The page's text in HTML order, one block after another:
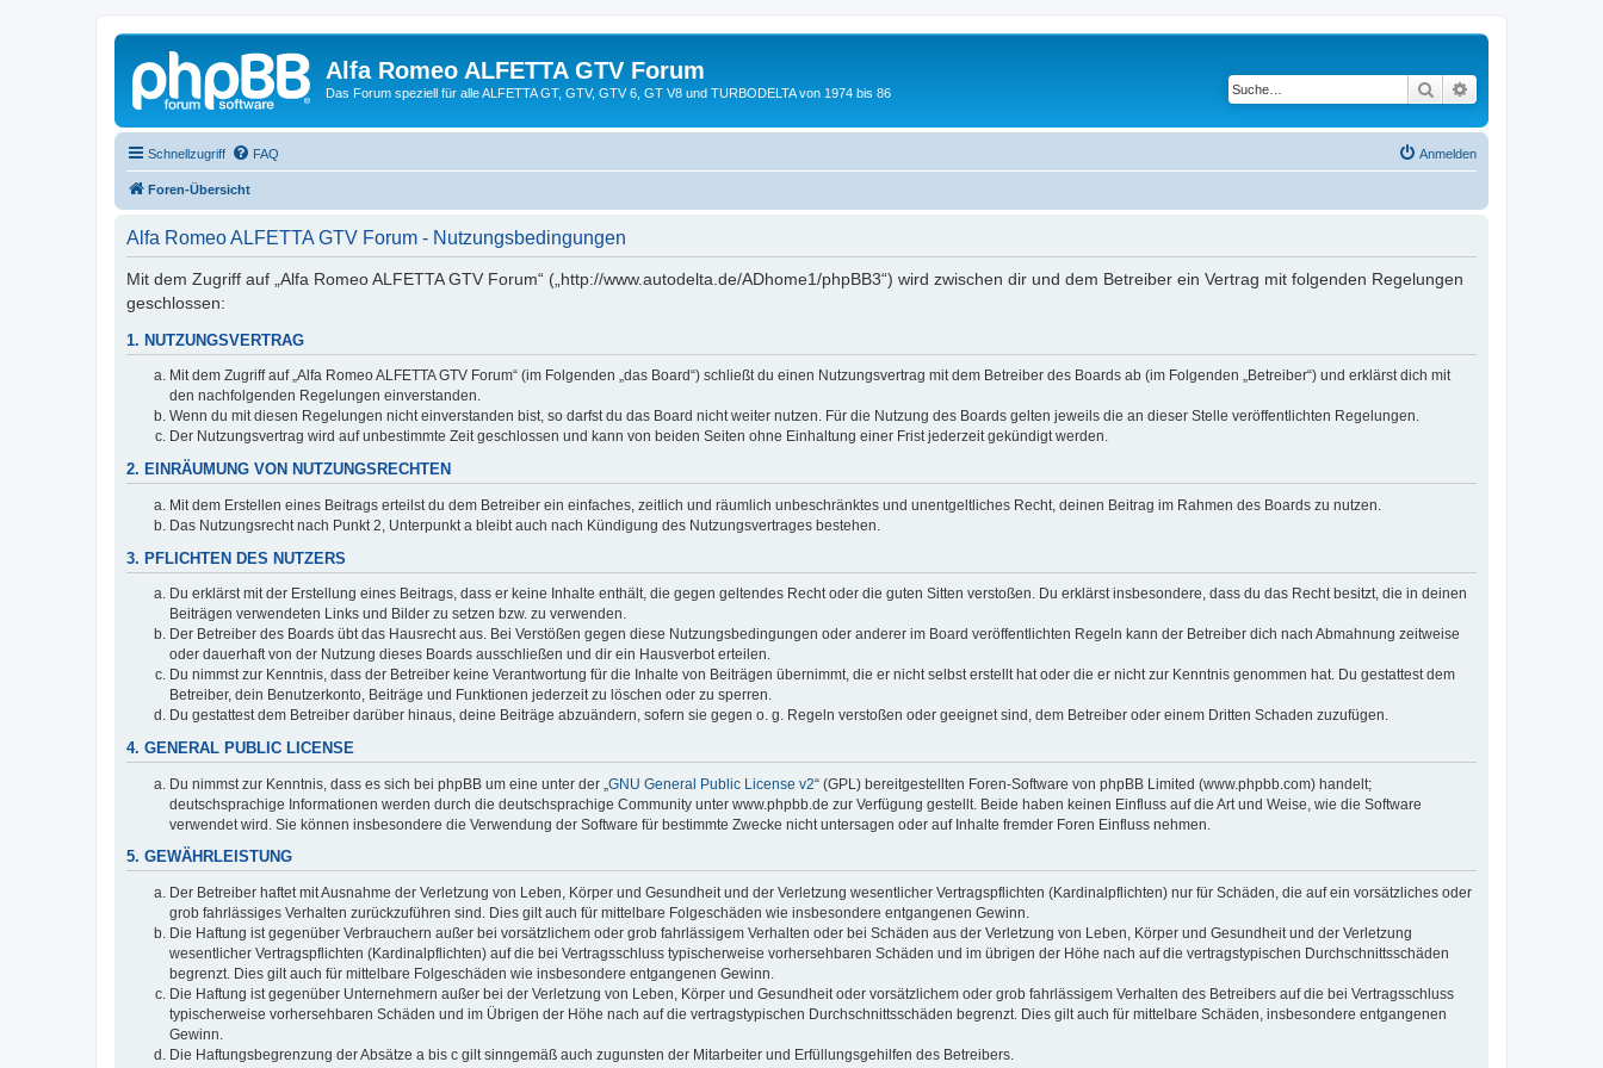
Alfa Romeo ALFETTA GTV Forum
Das Forum speziell für alle ALFETTA GT, GTV, GTV 6, GT V8 und TURBODELTA von 1974 bis 86 Suche
Schnellzugriff FAQ Anmelden
Foren-Übersicht
Alfa Romeo ALFETTA GTV Forum - Nutzungsbedingungen
Mit dem Zugriff auf „Alfa Romeo ALFETTA GTV Forum“ („http://www.autodelta.de/ADhome1/phpBB3“) wird zwischen dir und dem Betreiber ein Vertrag mit folgenden Regelungen
geschlossen:
1. NUTZUNGSVERTRAG
Mit dem Zugriff auf „Alfa Romeo ALFETTA GTV Forum“ (im Folgenden „das Board“) schließt du einen Nutzungsvertrag mit dem Betreiber des Boards ab (im Folgenden „Betreiber“) und erklärst dich mit
den nachfolgenden Regelungen einverstanden.
Wenn du mit diesen Regelungen nicht einverstanden bist, so darfst du das Board nicht weiter nutzen. Für die Nutzung des Boards gelten jeweils die an dieser Stelle veröffentlichten Regelungen.
Der Nutzungsvertrag wird auf unbestimmte Zeit geschlossen und kann von beiden Seiten ohne Einhaltung einer Frist jederzeit gekündigt werden.
2. EINRÄUMUNG VON NUTZUNGSRECHTEN
Mit dem Erstellen eines Beitrags erteilst du dem Betreiber ein einfaches, zeitlich und räumlich unbeschränktes und unentgeltliches Recht, deinen Beitrag im Rahmen des Boards zu nutzen.
Das Nutzungsrecht nach Punkt 2, Unterpunkt a bleibt auch nach Kündigung des Nutzungsvertrages bestehen.
3. PFLICHTEN DES NUTZERS
Du erklärst mit der Erstellung eines Beitrags, dass er keine Inhalte enthält, die gegen geltendes Recht oder die guten Sitten verstoßen. Du erklärst insbesondere, dass du das Recht besitzt, die in deinen
Beiträgen verwendeten Links und Bilder zu setzen bzw. zu verwenden.
Der Betreiber des Boards übt das Hausrecht aus. Bei Verstößen gegen diese Nutzungsbedingungen oder anderer im Board veröffentlichten Regeln kann der Betreiber dich nach Abmahnung zeitweise
oder dauerhaft von der Nutzung dieses Boards ausschließen und dir ein Hausverbot erteilen.
Du nimmst zur Kenntnis, dass der Betreiber keine Verantwortung für die Inhalte von Beiträgen übernimmt, die er nicht selbst erstellt hat oder die er nicht zur Kenntnis genommen hat. Du gestattest dem
Betreiber, dein Benutzerkonto, Beiträge und Funktionen jederzeit zu löschen oder zu sperren.
Du gestattest dem Betreiber darüber hinaus, deine Beiträge abzuändern, sofern sie gegen o. g. Regeln verstoßen oder geeignet sind, dem Betreiber oder einem Dritten Schaden zuzufügen.
4. GENERAL PUBLIC LICENSE
Du nimmst zur Kenntnis, dass es sich bei phpBB um eine unter der „ GNU General Public License v2“ (GPL) bereitgestellten Foren-Software von phpBB Limited (www.phpbb.com) handelt;
deutschsprachige Informationen werden durch die deutschsprachige Community unter www.phpbb.de zur Verfügung gestellt. Beide haben keinen Einfluss auf die Art und Weise, wie die Software
verwendet wird. Sie können insbesondere die Verwendung der Software für bestimmte Zwecke nicht untersagen oder auf Inhalte fremder Foren Einfluss nehmen.
5. GEWÄHRLEISTUNG
Der Betreiber haftet mit Ausnahme der Verletzung von Leben, Körper und Gesundheit und der Verletzung wesentlicher Vertragspflichten (Kardinalpflichten) nur für Schäden, die auf ein vorsätzliches oder
grob fahrlässiges Verhalten zurückzuführen sind. Dies gilt auch für mittelbare Folgeschäden wie insbesondere entgangenen Gewinn.
Die Haftung ist gegenüber Verbrauchern außer bei vorsätzlichem oder grob fahrlässigem Verhalten oder bei Schäden aus der Verletzung von Leben, Körper und Gesundheit und der Verletzung
wesentlicher Vertragspflichten (Kardinalpflichten) auf die bei Vertragsschluss typischerweise vorhersehbaren Schäden und im übrigen der Höhe nach auf die vertragstypischen Durchschnittsschäden
begrenzt. Dies gilt auch für mittelbare Folgeschäden wie insbesondere entgangenen Gewinn.
Die Haftung ist gegenüber Unternehmern außer bei der Verletzung von Leben, Körper und Gesundheit oder vorsätzlichem oder grob fahrlässigem Verhalten des Betreibers auf die bei Vertragsschluss
typischerweise vorhersehbaren Schäden und im Übrigen der Höhe nach auf die vertragstypischen Durchschnittsschäden begrenzt. Dies gilt auch für mittelbare Schäden, insbesondere entgangenen
Gewinn.
Die Haftungsbegrenzung der Absätze a bis c gilt sinngemäß auch zugunsten der Mitarbeiter und Erfüllungsgehilfen des Betreibers.